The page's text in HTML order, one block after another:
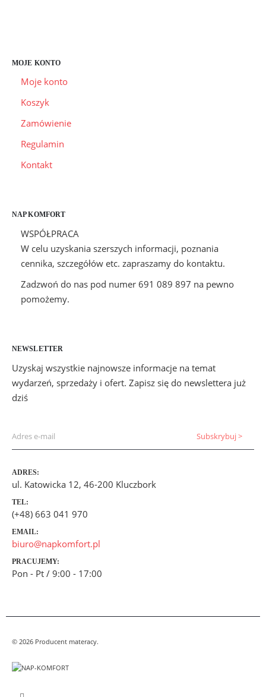
MOJE KONTO
Moje konto
Koszyk
Zamówienie
Regulamin
Kontakt
NAP KOMFORT
WSPÓŁPRACA
W celu uzyskania szerszych informacji, poznania
cennika, szczegółów etc. zapraszamy do kontaktu.
Zadzwoń do nas pod numer 691 089 897 na pewno
pomożemy.
NEWSLETTER
Uzyskaj wszystkie najnowsze informacje na temat
wydarzeń, sprzedaży i ofert. Zapisz się do newslettera już
dziś
ADRES:
ul. Katowicka 12, 46-200 Kluczbork
TEL:
(+48) 663 041 970
EMAIL:
biuro@napkomfort.pl
PRACUJEMY:
Pon - Pt / 9:00 - 17:00
© 2026 Producent materacy.